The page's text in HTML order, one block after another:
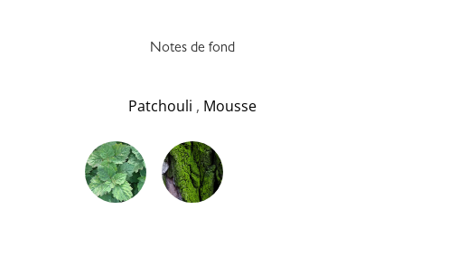
Notes de fond
Patchouli , Mousse